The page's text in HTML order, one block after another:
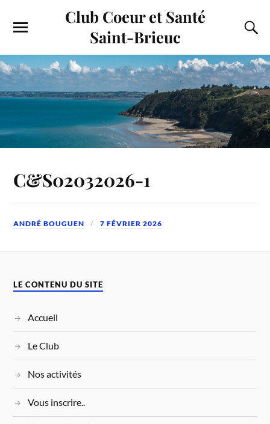
Club Coeur et Santé
Saint-Brieuc
C&S02032026-1
ANDRÉ BOUGUEN 7 FÉVRIER 2026
LE CONTENU DU SITE
Accueil
Le Club
Nos activités
Vous inscrire..